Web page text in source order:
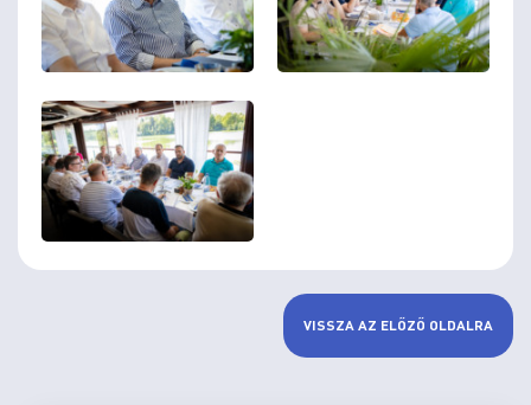
VISSZA AZ ELŐZŐ OLDALRA